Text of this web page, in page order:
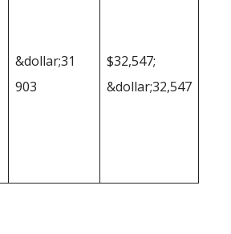
&dollar;31
903
$32,547;
&dollar;32,547